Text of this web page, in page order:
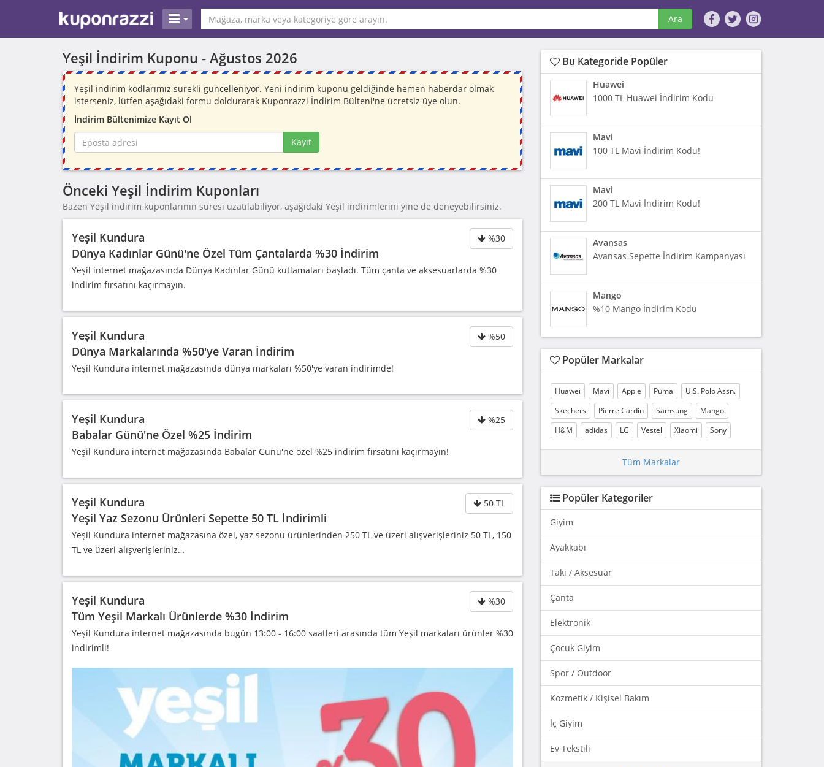
Ara
Yeşil İndirim Kuponu - Ağustos 2026
Yeşil indirim kodlarımız sürekli güncelleniyor. Yeni indirim kuponu geldiğinde hemen haberdar olmak
isterseniz, lütfen aşağıdaki formu doldurarak Kuponrazzi İndirim Bülteni'ne ücretsiz üye olun.
İndirim Bültenimize Kayıt Ol
Kayıt
Önceki Yeşil İndirim Kuponları
Bazen Yeşil indirim kuponlarının süresi uzatılabiliyor, aşağıdaki Yeşil indirimlerini yine de deneyebilirsiniz.
%30
Yeşil Kundura
Dünya Kadınlar Günü'ne Özel Tüm Çantalarda %30 İndirim
Yeşil internet mağazasında Dünya Kadınlar Günü kutlamaları başladı. Tüm çanta ve aksesuarlarda %30
indirim fırsatını kaçırmayın.
%50
Yeşil Kundura
Dünya Markalarında %50'ye Varan İndirim
Yeşil Kundura internet mağazasında dünya markaları %50'ye varan indirimde!
%25
Yeşil Kundura
Babalar Günü'ne Özel %25 İndirim
Yeşil Kundura internet mağazasında Babalar Günü'ne özel %25 indirim fırsatını kaçırmayın!
50 TL
Yeşil Kundura
Yeşil Yaz Sezonu Ürünleri Sepette 50 TL İndirimli
Yeşil Kundura internet mağazasına özel, yaz sezonu ürünlerinden 250 TL ve üzeri alışverişleriniz 50 TL, 150
TL ve üzeri alışverişleriniz…
%30
Yeşil Kundura
Tüm Yeşil Markalı Ürünlerde %30 İndirim
Yeşil Kundura internet mağazasında bugün 13:00 - 16:00 saatleri arasında tüm Yeşil markaları ürünler %30
indirimli!
Bu Kategoride Popüler
Huawei
1000 TL Huawei İndirim Kodu
Mavi
100 TL Mavi İndirim Kodu!
Mavi
200 TL Mavi İndirim Kodu!
Avansas
Avansas Sepette İndirim Kampanyası
Mango
%10 Mango İndirim Kodu
Popüler Markalar
Huawei Mavi Apple Puma
U.S. Polo Assn.
Skechers
Pierre Cardin Samsung
Mango
H&M
adidas LG Vestel Xiaomi Sony
Tüm Markalar
Popüler Kategoriler
Giyim
Ayakkabı
Takı / Aksesuar
Çanta
Elektronik
Çocuk Giyim
Spor / Outdoor
Kozmetik / Kişisel Bakım
İç Giyim
Ev Tekstili